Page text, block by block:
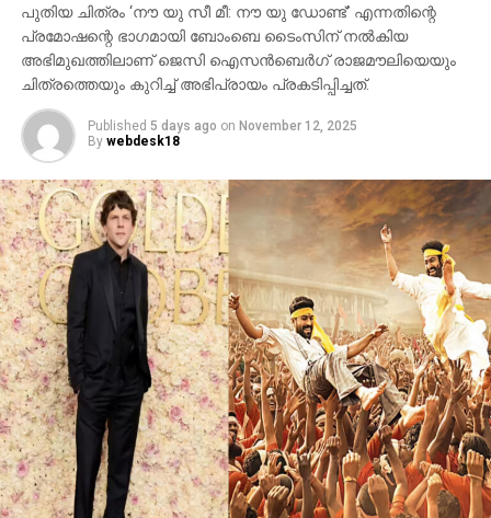
മണികര്‍ണികാ ഘട്ട് തുടങ്ങിയ ഭീമാകാര
ദൃശ്യവിശേഷങ്ങള്‍ അതിശയത്തോടെ
അവതരിപ്പിക്കുന്നു.
കയ്യില്‍ ത്രിശൂലം പിടിച്ച് കാളയുടെ പുറത്ത്
സവാരിയുമായി എത്തുന്ന രുദ്രയായി മഹേഷ്
ബാബുവിന്റെ എന്‍ട്രിയാണ് ട്രെയിലറിന്റെ ഹൈലൈറ്റ്.
അതേപോലെ, വേദിയിലേക്കും മഹേഷ് ബാബു
കാളപ്പുറത്ത് സവാരിയായി എത്തിയപ്പോള്‍ 60,000-
ത്തിലധികം പ്രേക്ഷകര്‍ കൈയ്യടി മുഴക്കി വരവേറ്റു.
ഐമാക്‌സ് ഫോര്‍മാറ്റിലാണ് ഈ ചിത്രം ഒരുക്കുന്നത്.
അതിനാല്‍ തന്നെ തിയേറ്ററുകളില്‍ അത്ഭുതകരമായ
കാഴ്ചാനുഭവം സമ്മാനിക്കുമെന്നുറപ്പ്. ബാഹുബലി,
ഞഞഞ എന്നിവയുടെ സംവിധായകന്‍ രാജമൗലിയുടെ
ഈ ബ്രഹ്‌മാണ്ഡ പ്രോജക്റ്റ് 2027-ല്‍
തിയേറ്ററുകളിലേക്ക് എത്തും.
പുതിയ ചിത്രം ‘നൗ യു സീ മീ: നൗ യു ഡോണ്ട്’ എന്നതിന്റെ
പ്രമോഷന്റെ ഭാഗമായി ബോംബെ ടൈംസിന് നല്‍കിയ
അഭിമുഖത്തിലാണ് ജെസി ഐസന്‍ബെര്‍ഗ് രാജമൗലിയെയും
ചിത്രത്തെയും കുറിച്ച് അഭിപ്രായം പ്രകടിപ്പിച്ചത്.
Published 5 days ago on November 12, 2025
By webdesk18